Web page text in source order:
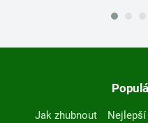
Jak zhubnout